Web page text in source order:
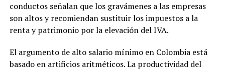
conductos señalan que los gravámenes a las empresas
son altos y recomiendan sustituir los impuestos a la
renta y patrimonio por la elevación del IVA.
El argumento de alto salario mínimo en Colombia está
basado en artificios aritméticos. La productividad del